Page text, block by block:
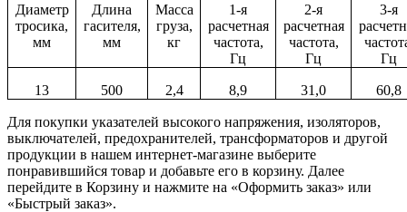
Диаметр
тросика,
мм
Длина
гасителя,
мм
Масса
груза,
кг
1-я
расчетная
частота,
Гц
2-я
расчетная
частота,
Гц
3-я
Гц
13 500 2,4 8,9 31,0 60,8
Для покупки указателей высокого напряжения, изоляторов,
выключателей, предохранителей, трансформаторов и другой
продукции в нашем интернет-магазине выберите
понравившийся товар и добавьте его в корзину. Далее
перейдите в Корзину и нажмите на «Оформить заказ» или
«Быстрый заказ».